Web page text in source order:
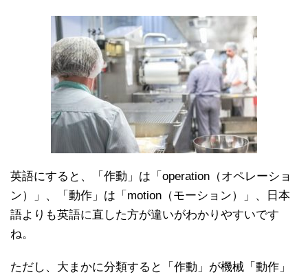
英語にすると、「作動」は「operation（オペレーショ
ン）」、「動作」は「motion（モーション）」、日本
語よりも英語に直した方が違いがわかりやすいです
ね。
ただし、大まかに分類すると「作動」が機械「動作」